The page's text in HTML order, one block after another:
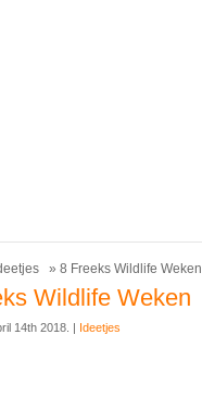
» 8 Freeks Wildlife Weken
Wildlife Weken
14th 2018. | Ideetjes